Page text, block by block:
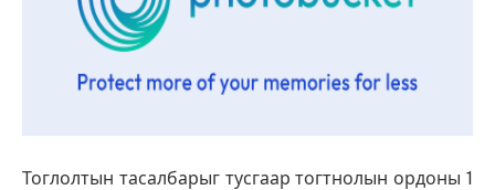
Тоглолтын тасалбарыг тусгаар тогтнолын ордоны 1